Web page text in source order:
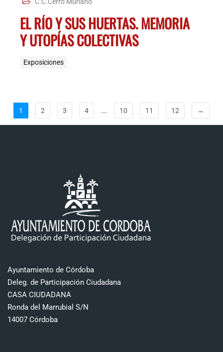
EL RÍO Y SUS HUERTAS. MEMORIA
Y UTOPÍAS COLECTIVAS
Exposiciones
1 2 3 4 ... 10 11 12 →
Ayuntamiento de Córdoba
Deleg. de Participación Ciudadana
CASA CIUDADANA
Ronda del Marrubial S/N
14007 Córdoba